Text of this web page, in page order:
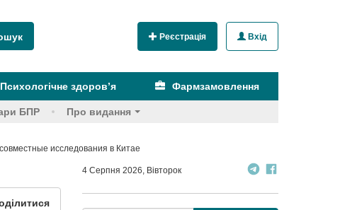
Реєстрація Вхід
Психологічне здоров’я Фармзамовлення
БПР Про видання
исследования в Китае
4 Серпня 2026, Вівторок